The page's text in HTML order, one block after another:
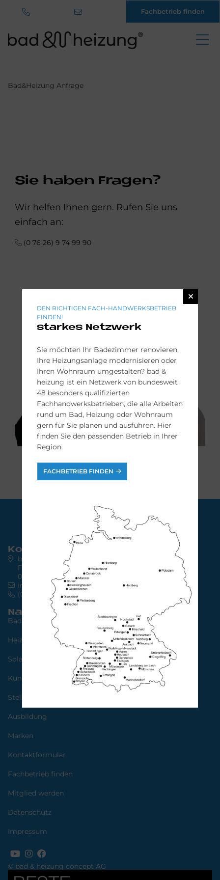
Fachbetrieb finden
Bad&Heizung Anfrage
Sie haben Fragen?
Wir helfen Ihnen gern. Rufen Sie uns
einfach an:
(0 76 26) 9 74 99 90
© bad & heizung concept AG
Kontakt
bad & heizung concept AG
Friedrich-Ebert-Str. 64
04109 Leipzig
info@bad-heizung.de
(0341) 30 85 45 65
Navigation
Bad
Heizung
Solarstrom
Kundendienst
Stellenangebote
Ausbildung
Marken
Kontaktformular
Fachbetrieb finden
Mitglied werden
Datenschutz
Impressum
DEN RICHTIGEN FACH-HANDWERKSBETRIEB
FINDEN!
starkes Netzwerk
Sie möchten Ihr Badezimmer renovieren,
Ihre Heizungsanlage modernisieren oder
Ihren Wohnraum umgestalten? bad &
heizung ist ein Netzwerk von bundesweit
48 besonders qualifizierten
Fachhandwerksbetrieben, die alle Arbeiten
rund um Bad, Heizung oder Wohnraum
gern für Sie planen und ausführen. Hier
finden Sie den passenden Betrieb in Ihrer
Region.
FACHBETRIEB FINDEN